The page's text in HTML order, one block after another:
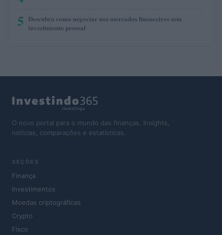
5 Descubra como negociar nos mercados financeiros sem
investimento pessoal
O novo portal para o mundo das finanças. Insights,
notícias, comparações e estatísticas.
SEÇÕES
Finança
Investimentos
Moedas criptográficas
Crypto
Fisco